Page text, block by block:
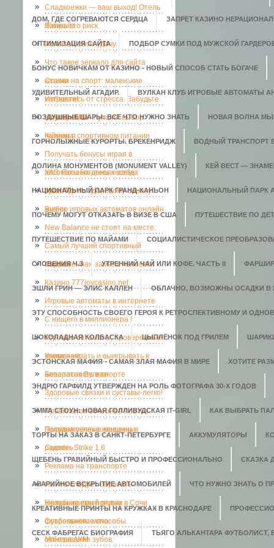
ДОМ, ГДЕ СОГРЕВАЮТСЯ СЕРДЦА ЗАПРЕТ КАЗИНО
ОПТИМИЗАЦИЯ САЙТА ПОДБОР СУМКИ ПОД МУЖСКОЙ
БОНУС НОВИЧКАМ ОТ КАЗИНО - НОВЫЙ СПОСОБ СТАТЬ БОГАЧЕ
УДИВИТЕЛЬНЫЙ АГАДИР. ВУЛКАН КЛУБ ИГРОВЫЕ АВТОМАТЫ
ВОЗДУШНЫЕ ШАРЫ: ВСЕ ЧТО НУЖНО ЗНАТЬ НОВАЯ ВОЛНА
ГОРНОЛЫЖНЫЕ КУРОРТЫ. БРЕКЕНРИДЖ ВОДНЫЙ ТРАНСПОРТ
ДОЛИНА МОНУМЕНТОВ (MONUMENT VALLEY) КЕЙ ВЕСТ —
НАЦИОНАЛЬНЫЙ ПАРК ГРАНД-КАНЬОН НАЦИОНАЛЬНЫЙ ПАРК
ПОЧЕМУ МОГУТ ОТКАЗАТЬ В ВИЗЕ В США ПУТЕШЕСТВИЕ ПО
ПУТЕШЕСТВИЕ ПО МАЙАМИ СОЦИАЛИСТИЧЕСКОЕ
СЛОВЕНИЯ Ч.3 УТРЕННИЙ ЧАЙ ИЛИ КОФЕ. ЧАСТЬ II
ЭШЛИ ГРИН — ЭЛИС КАЛЛЕН ОБЛАЧНО, ВОЗМОЖНЫ ОСАДКИ В
ЭТУ СПОСОБНОСТЬ СВОЕГО ГЕРОЯ К РЕТРОСПЕКТИВНОМУ И
ШОКОЛАДНАЯ КОЛБАСКА ЦЫПЛЁНОК ПОД ГРИЛЕМ
ЭСТОНСКАЯ МАФИЯ - САМАЯ ЗЛАЯ МАФИЯ В МИРЕ ХОТИТЕ
ЭНДРЮ ГАРФИЛД УТВЕРЖДЕН НА РОЛЬ ФОТОГРАФА 30-Х ГОДОВ
ЭММА СТОУН: НОВАЯ ГОЛЛИВУДСКАЯ IT-GIRL КАК ВЫБРАТЬ
ТОРТЫ НА ЗАКАЗ В САНКТ-ПЕТЕРБУРГЕ АККУМУЛЯТОРЫ
ЩЕБЕНЬ ГРАВИЙНЫЙ БЫСТРО И ПРОФЕССИОНАЛЬНО СКАЗКА
АВАРИЙНОЕ ВСКРЫТИЕ АВТОМОБИЛЕЙ ЧТО НУЖНО ЗНАТЬ О
КРЕАТИВНЫЕ ПРИНТЫ НА КРУЖКАХ В КРАСНОДАРЕ
СЕСК ФАБРЕГАС БИОГРАФИЯ ТЬЯГО АЛЬКАНТАРА ФУТБОЛИСТ,
Сладкоежки — ваш выход! Отель
Санрайз
Жизнь это риск.
Испытай свою удачу
Что такое зеркало для сайта
казино
Ставки на спорт: маленькие
хитрости!
Избавьтесь от стресса. Забудьте
о проблемах
Ноутбук MSI - лучший выбор
геймера
Казеин в спортивном питании
Получать бонусы играя в
автоматы на деньги всегда
приятно.
УАЗ. Позаботьтесь о себе
Мега-Тур по здоровому образу
жизни
Выбор игровых автоматов онлайн
New Balance не стоят на месте.
Самый лучший спортивный
портал
Современная замена человека
Казино 777joycasino.net
Игровые автоматы в интернете
C нищего в миллионера !
Игровые автоматы, проверенные
временем.
Учимся играть и выигрывать в
аппаратах Вулкан
Безопасность в спорте
Здоровые связки и суставы-легко!
Правильное вечернее платье-
полвина успеха женщины
Посудомоечные машины в
радость.
Counter-Strike 1.6
Реклама на транспорте
На что следует обратить
внимание при покупке
футбольного мяча
Незабываемый отдых в Сочи
Современные способы
отбеливания зубов.
Мантра АУМ